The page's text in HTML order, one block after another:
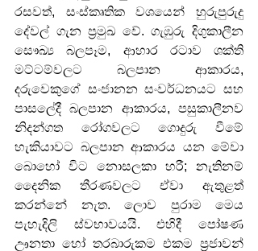
රසවත්, සංස්කෘතික වශයෙන් හුරුපුරුදු
දේවල් ගැන ප්‍රමුඛ වේ. ගැඹුරු දිගුකාලීන
සෞඛ්‍ය බලපෑම, ආහාර රටාව ශක්ති
මට්ටම්වලට බලපාන ආකාරය,
දරුවෙකුගේ සංජානන සංවර්ධනයට සහ
පාසලේදී බලපාන ආකාරය, පසුකාලීනව
නිදන්ගත රෝගවලට ගොදුරු වීමේ
හැකියාවට බලපාන ආකාරය යන මේවා
බොහෝ විට නොසලකා හරී; නැතිනම්
දෛනික තීරණවලට ඒවා ඇතුළත්
කරන්නේ නැත. ලොව පුරාම මෙය
පැහැදිලි ස්වභාවයයි. එහිදී පෝෂණ
ඌනතා හෝ තරබාරුකම එකම ප්‍රජාවන්